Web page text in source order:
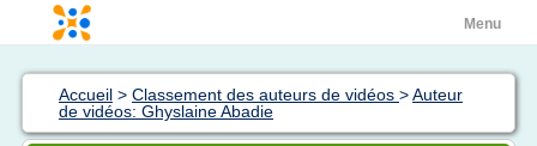
Menu
Accueil > Classement des auteurs de vidéos >Auteur
de vidéos: Ghyslaine Abadie